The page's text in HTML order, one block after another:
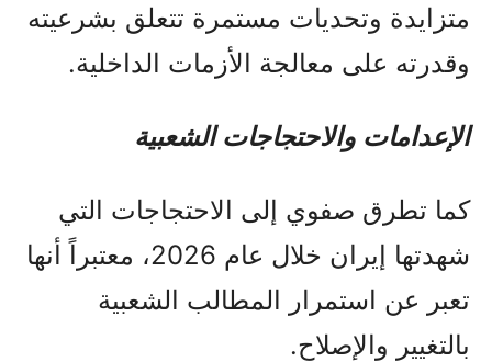
متزايدة وتحديات مستمرة تتعلق بشرعيته
وقدرته على معالجة الأزمات الداخلية.
الإعدامات والاحتجاجات الشعبية
كما تطرق صفوي إلى الاحتجاجات التي
شهدتها إيران خلال عام 2026، معتبراً أنها
تعبر عن استمرار المطالب الشعبية
بالتغيير والإصلاح.